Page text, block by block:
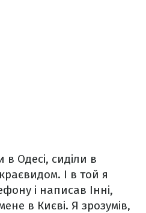
Одесі, сиділи в
І в той я
і написав Інні,
в Києві. Я зрозумів,